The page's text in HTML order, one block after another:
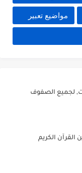
مواضيع تعبير
لجميع الصفوف
القرآن الكريم